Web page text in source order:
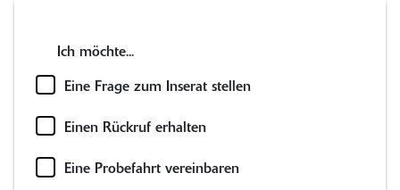
Ich möchte...
Eine Frage zum Inserat stellen
Einen Rückruf erhalten
Eine Probefahrt vereinbaren